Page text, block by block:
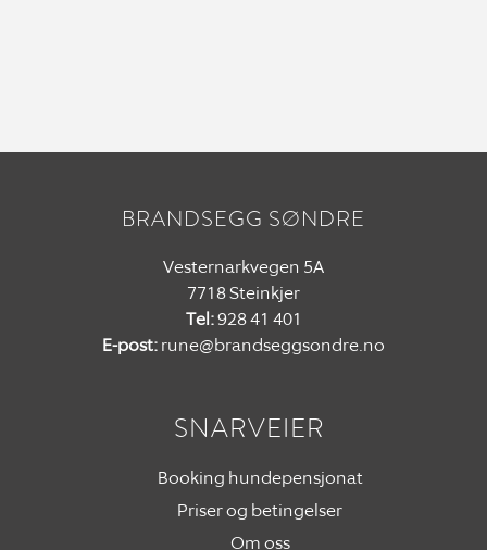
BRANDSEGG SØNDRE
Vesternarkvegen 5A
7718 Steinkjer
Tel:928 41 401
E-post:rune@brandseggsondre.no
SNARVEIER
Booking hundepensjonat
Priser og betingelser
Om oss